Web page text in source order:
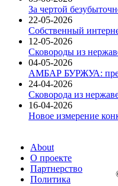
За чертой
22-05-2026
Собственный
12-05-2026
Сковороды из
04-05-2026
АМБАР БУРЖУА:
24-04-2026
Сковорода из
16-04-2026
Новое измерение
About
О проекте
Партнерство
Политика